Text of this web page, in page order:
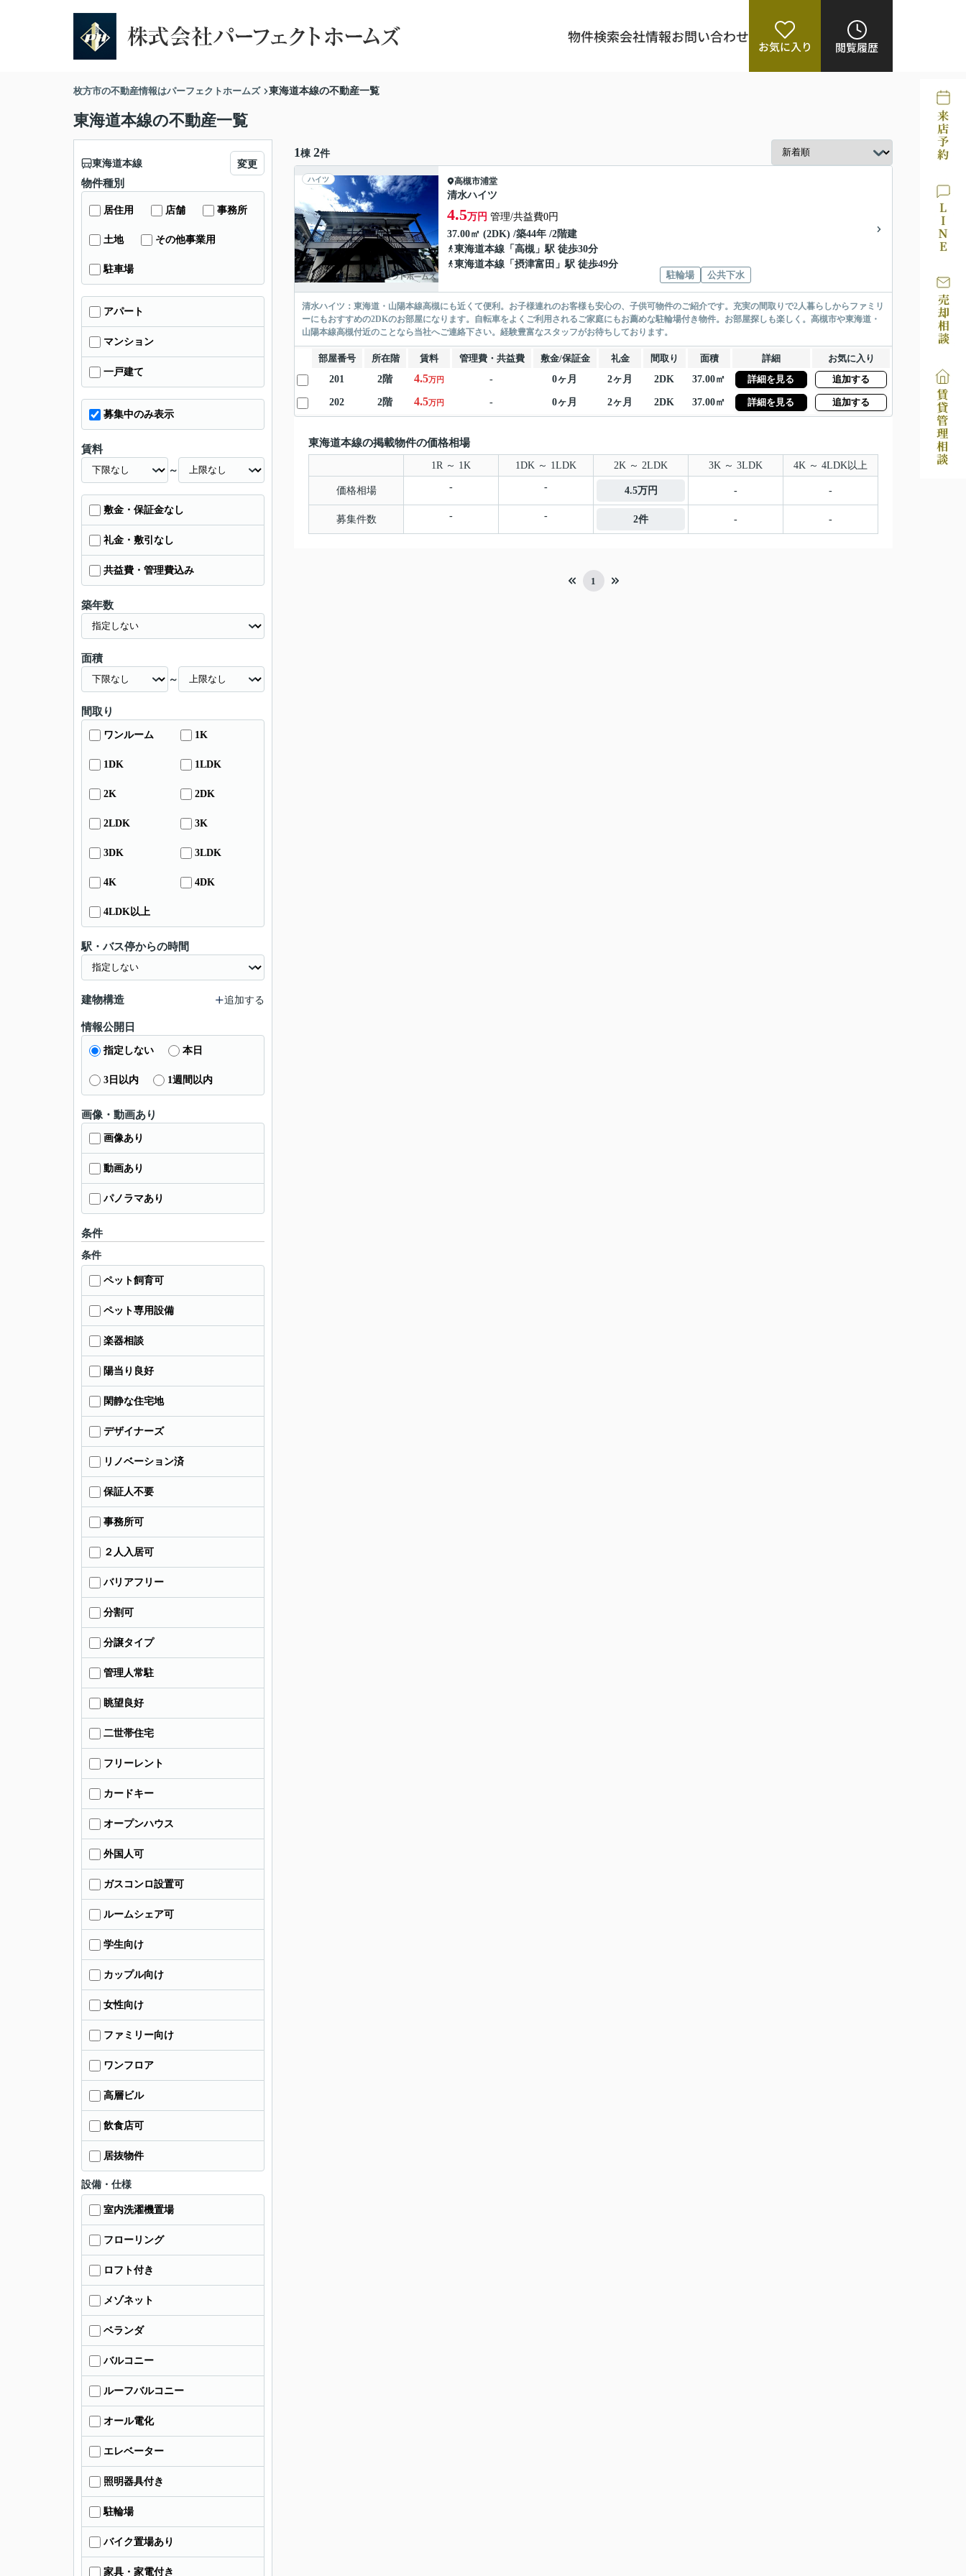
物件検索会社情報お問い合わせ
お気に入り 閲覧履歴
枚方市の不動産情報はパーフェクトホームズ 東海道本線の不動産一覧
東海道本線の不動産一覧
1 棟 2件
ハイツ 高槻市浦堂
清水ハイツ
4.5万円 管理/共益費0円
37.00㎡ (2DK) /築44年 /2階建
東海道本線 「 高槻 」駅 徒歩30分
東海道本線 「 摂津富田 」駅 徒歩49分
駐輪場
公共下水
清水ハイツ：東海道・山陽本線高槻にも近くて便利。お子様連れのお客様も安心の、子供可物件のご紹介です。充実の間取りで2人暮らしからファミリ
ーにもおすすめの2DKのお部屋になります。自転車をよくご利用されるご家庭にもお薦めな駐輪場付き物件。お部屋探しも楽しく。高槻市や東海道・
山陽本線高槻付近のことなら当社へご連絡下さい。経験豊富なスタッフがお待ちしております。
部屋番号 所在階 賃料 管理費・共益費 敷金/保証金 礼金 間取り 面積 詳細
お気に入り
201
2階 4.5万円 - 0ヶ月 2ヶ月 2DK 37.00㎡ 詳細を見る 追加する
202 2階 4.5万円 - 0ヶ月 2ヶ月 2DK 37.00㎡ 詳細を見る 追加する
東海道本線の掲載物件の価格相場
1R ～ 1K 1DK ～ 1LDK 2K ～ 2LDK 3K ～ 3LDK 4K ～ 4LDK以上
価格相場 - - 4.5万円 - -
募集件数 - - 2件 - -
1
東海道本線 変更
物件種別
居住用 店舗 事務所
土地 その他事業用
駐車場
アパート
マンション
一戸建て
募集中のみ表示
賃料
～
敷金・保証金なし
礼金・敷引なし
共益費・管理費込み
築年数
面積
～
間取り
ワンルーム 1K
1DK 1LDK
2K 2DK
2LDK 3K
3DK 3LDK
4K 4DK
4LDK以上
駅・バス停からの時間
建物構造 追加する
情報公開日
指定しない 本日
3日以内 1週間以内
画像・動画あり
画像あり
動画あり
パノラマあり
条件
条件
ペット飼育可
ペット専用設備
楽器相談
陽当り良好
閑静な住宅地
デザイナーズ
リノベーション済
保証人不要
事務所可
２人入居可
バリアフリー
分割可
分譲タイプ
管理人常駐
眺望良好
二世帯住宅
フリーレント
カードキー
オープンハウス
外国人可
ガスコンロ設置可
ルームシェア可
学生向け
カップル向け
女性向け
ファミリー向け
ワンフロア
高層ビル
飲食店可
居抜物件
設備・仕様
室内洗濯機置場
フローリング
ロフト付き
メゾネット
ベランダ
バルコニー
ルーフバルコニー
オール電化
エレベーター
照明器具付き
駐輪場
バイク置場あり
家具・家電付き